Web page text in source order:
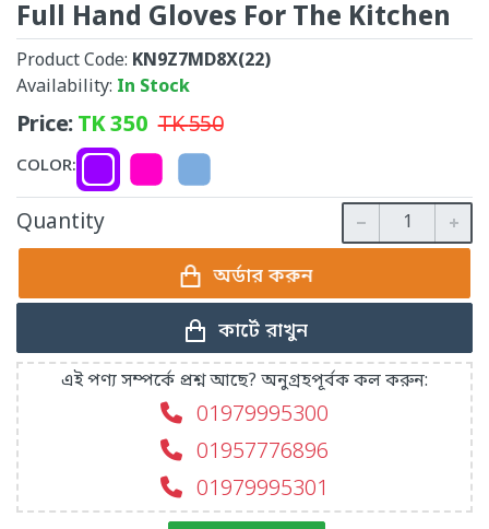
Full Hand Gloves For The Kitchen
Product Code: KN9Z7MD8X(22)
Availability: In Stock
Price:TK350 TK550
COLOR:
Quantity
অর্ডার করুন
কার্টে রাখুন
এই পণ্য সম্পর্কে প্রশ্ন আছে? অনুগ্রহপূর্বক কল করুন:
01979995300
01957776896
01979995301